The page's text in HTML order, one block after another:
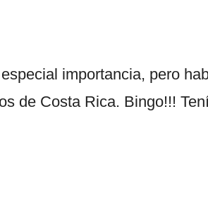
importancia, pero
de Costa Rica. Bingo!!!